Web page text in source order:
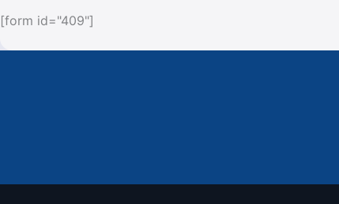
[form id="409"]